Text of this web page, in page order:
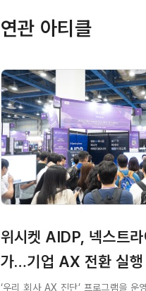
연관 아티클
위시켓 AIDP, 넥스트
가…기업 AX 전환 실행
‘우리 회사 AX 진단’ 프로그램을 운영